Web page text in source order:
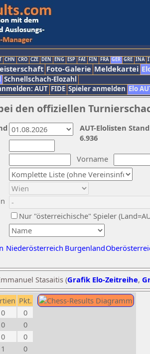
CHN CRO CZE DEN ENG ESP FAI FIN FRA GER GRE INA
Foto-Galerie Meldekartei
Schnellschach-Elozahl
AUT FIDE Spieler anmelden Elo
den offiziellen
Vorname
Nur "österreichische" Spieler
Niederösterreich Burgenland
AUT-Elolisten
6.936
Stasaitis (Grafik Elo-Zeitreihe,
Pkt.
0
0
0
0
0
0
1
0